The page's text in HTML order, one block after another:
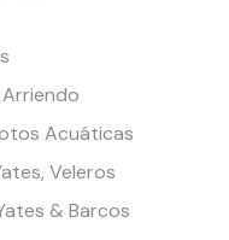
Acuáticas
Veleros
& Barcos